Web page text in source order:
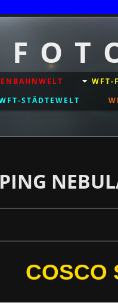
F O T
WFT-
STÄDTEWELT
COSCO